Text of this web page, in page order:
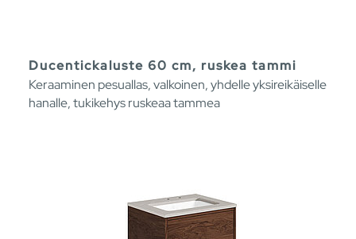
Ducentickaluste 60 cm, ruskea tammi
Keraaminen pesuallas, valkoinen, yhdelle yksireikäiselle
hanalle, tukikehys ruskeaa tammea